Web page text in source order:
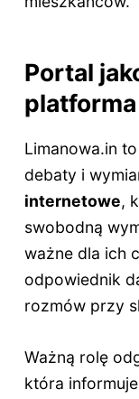
Portal
Limanowa.in
debaty i
internetowe,
swobodną
ważne dla ich
odpowiednik
rozmów przy
Ważną rolę
która